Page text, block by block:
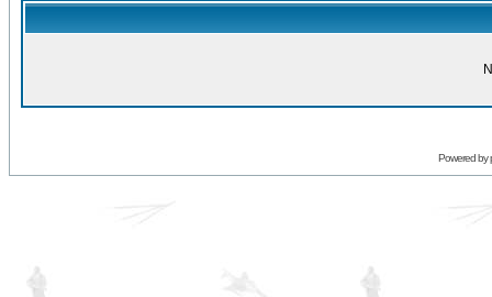
Powered by